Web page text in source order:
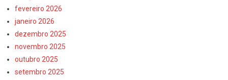
fevereiro 2026
janeiro 2026
dezembro 2025
novembro 2025
outubro 2025
setembro 2025